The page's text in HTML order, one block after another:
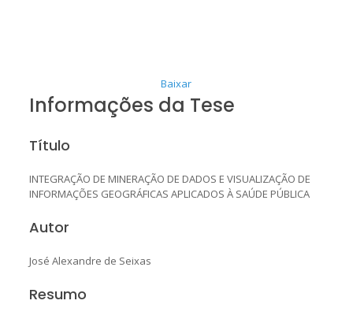
Baixar
Informações da Tese
Título
INTEGRAÇÃO DE MINERAÇÃO DE DADOS E VISUALIZAÇÃO DE
INFORMAÇÕES GEOGRÁFICAS APLICADOS À SAÚDE PÚBLICA
Autor
José Alexandre de Seixas
Resumo